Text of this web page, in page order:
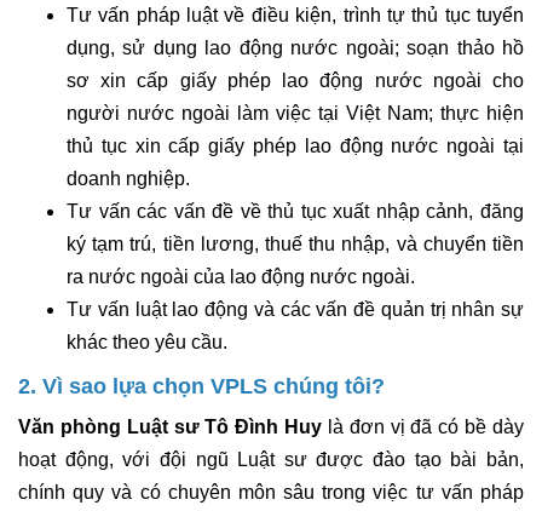
Tư vấn pháp luật về điều kiện, trình tự thủ tục tuyển
dụng, sử dụng lao động nước ngoài; soạn thảo hồ
sơ xin cấp giấy phép lao động nước ngoài cho
người nước ngoài làm việc tại Việt Nam; thực hiện
thủ tục xin cấp giấy phép lao động nước ngoài tại
doanh nghiệp.
Tư vấn các vấn đề về thủ tục xuất nhập cảnh, đăng
ký tạm trú, tiền lương, thuế thu nhập, và chuyển tiền
ra nước ngoài của lao động nước ngoài.
Tư vấn luật lao động và các vấn đề quản trị nhân sự
khác theo yêu cầu.
2. Vì sao lựa chọn VPLS chúng tôi?
Văn phòng Luật sư Tô Đình Huy là đơn vị đã có bề dày
hoạt động, với đội ngũ Luật sư được đào tạo bài bản,
chính quy và có chuyên môn sâu trongviệc tư vấn pháp